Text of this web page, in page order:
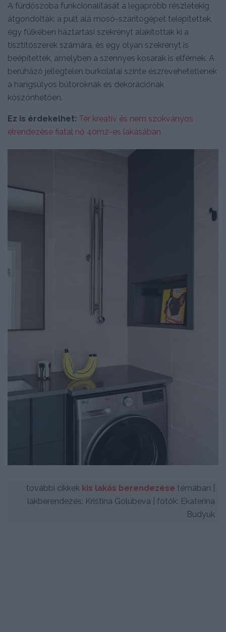
A fürdőszoba funkcionalitását a legapróbb részletekig
átgondolták: a pult alá mosó-szárítógépet telepítettek,
egy fülkében háztartási szekrényt alakítottak ki a
tisztítószerek számára, és egy olyan szekrényt is
beépítettek, amelyben a szennyes kosarak is elférnek. A
beruházó jellegtelen burkolatai szinte észrevehetetlenek
a hangsúlyos bútoroknak és dekorációnak
köszönhetően.
Ez is érdekelhet: Tér kreatív és nem szokványos
elrendezése fiatal nő 40m2-es lakásában
további cikkek kis lakás berendezése témában |
lakberendezés: Kristina Golubeva | fotók: Ekaterina
Budyuk